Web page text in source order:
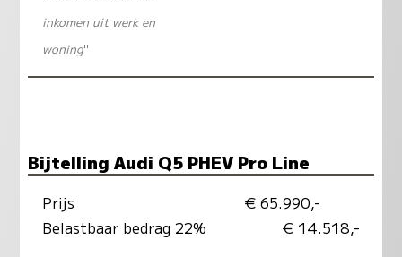
inkomen uit werk en
woning"
Bijtelling Audi Q5 PHEV Pro Line
Prijs
€ 65.990,-
Belastbaar bedrag 22%
€ 14.518,-